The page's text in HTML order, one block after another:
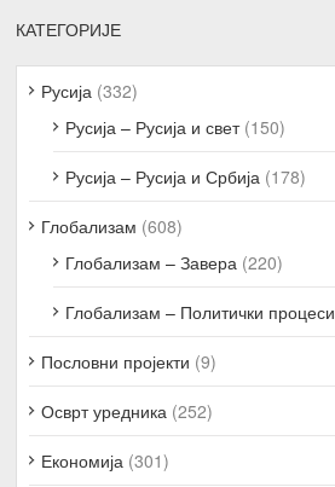
КАТЕГОРИЈЕ
Русија (332)
Русија – Русија и свет(150)
Русија – Русија и Србија (178)
Глобализам (608)
Глобализам – Завера (220)
Глобализам – Политички процеси
Пословни пројекти (9)
Осврт уредника (252)
Економија (301)